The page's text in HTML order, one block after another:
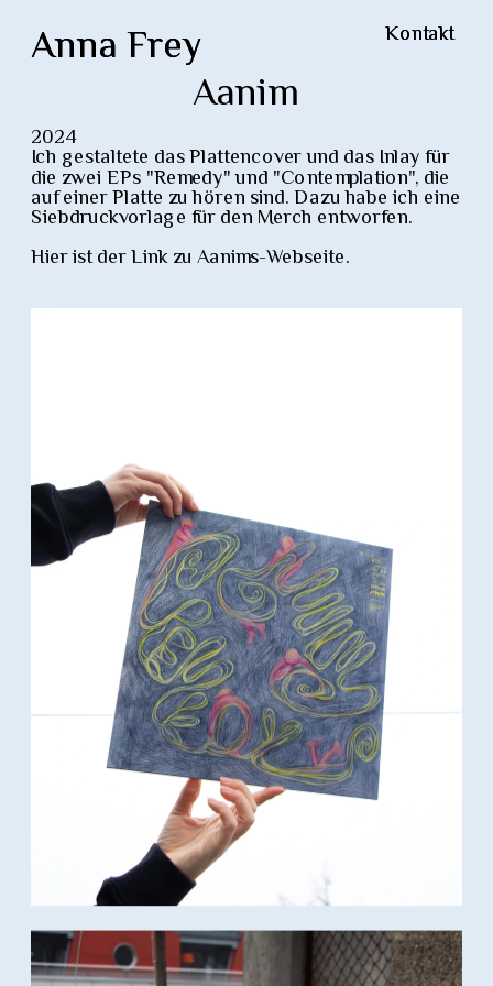
Kontakt
Kontakt
Anna Frey
Anna Frey
Aanim
2024
Ich gestaltete das Plattencover und das Inlay für
die zwei EPs "Remedy" und "Contemplation", die
auf einer Platte zu hören sind. Dazu habe ich eine
Siebdruckvorlage für den Merch entworfen.
Hier ist der Link zu Aanims-Webseite.